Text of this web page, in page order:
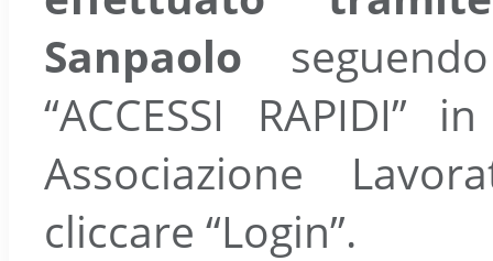
Sanpaolo
“ACCESSI
Associazione
cliccare “Login”.